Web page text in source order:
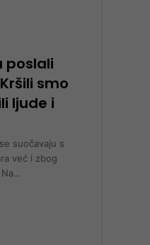
poslali
smo
ljude i
suočavaju s
već i zbog